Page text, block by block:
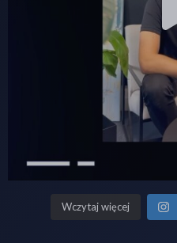
Wczytaj więcej